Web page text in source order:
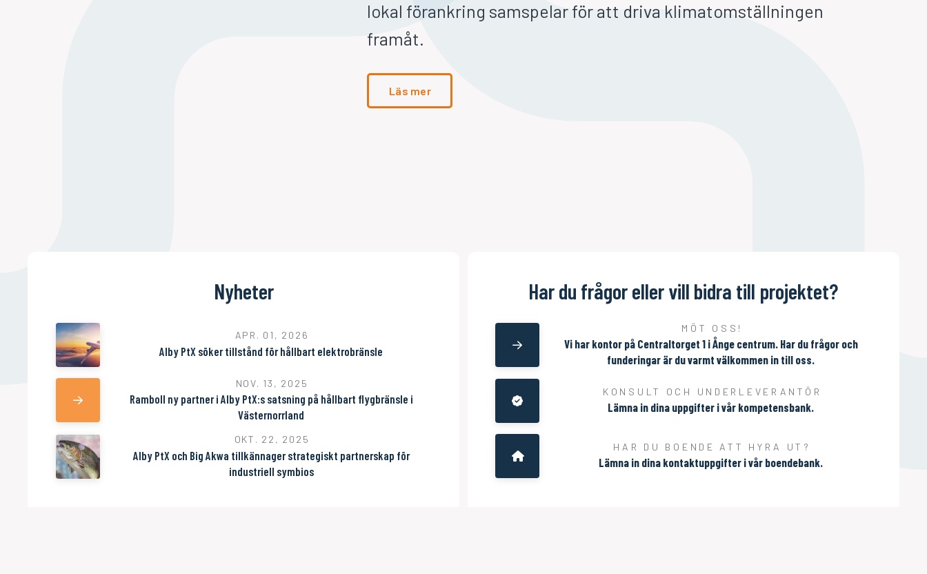
lokal förankring samspelar för att driva klimatomställningen
framåt.
Läs mer
Nyheter
APR. 01, 2026
Alby PtX söker tillstånd för hållbart elektrobränsle
NOV. 13, 2025
Ramboll ny partner i Alby PtX:s satsning på hållbart flygbränsle i
Västernorrland
OKT. 22, 2025
Alby PtX och Big Akwa tillkännager strategiskt partnerskap för
industriell symbios
Har du frågor eller vill bidra till projektet?
MÖT OSS!
Vi har kontor på Centraltorget 1 i Ånge centrum. Har du frågor och
funderingar är du varmt välkommen in till oss.
KONSULT OCH UNDERLEVERANTÖR
Lämna in dina uppgifter i vår kompetensbank.
HAR DU BOENDE ATT HYRA UT?
Lämna in dina kontaktuppgifter i vår boendebank.